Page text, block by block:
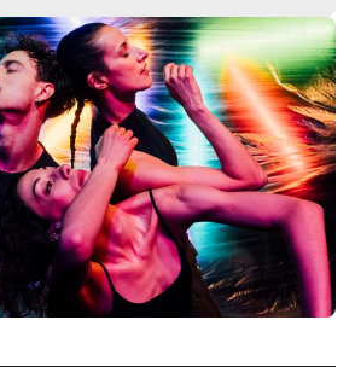
-
Do.
10.06.2027
Uhr
Tickets
-
Sa.
12.06.2027 Tickets